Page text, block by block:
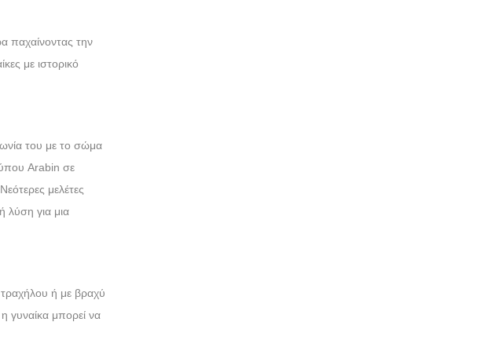
παχαίνοντας την
με ιστορικό
του με το σώμα
Arabin σε
μελέτες
λύση για μια
τραχήλου ή με βραχύ
γυναίκα μπορεί να